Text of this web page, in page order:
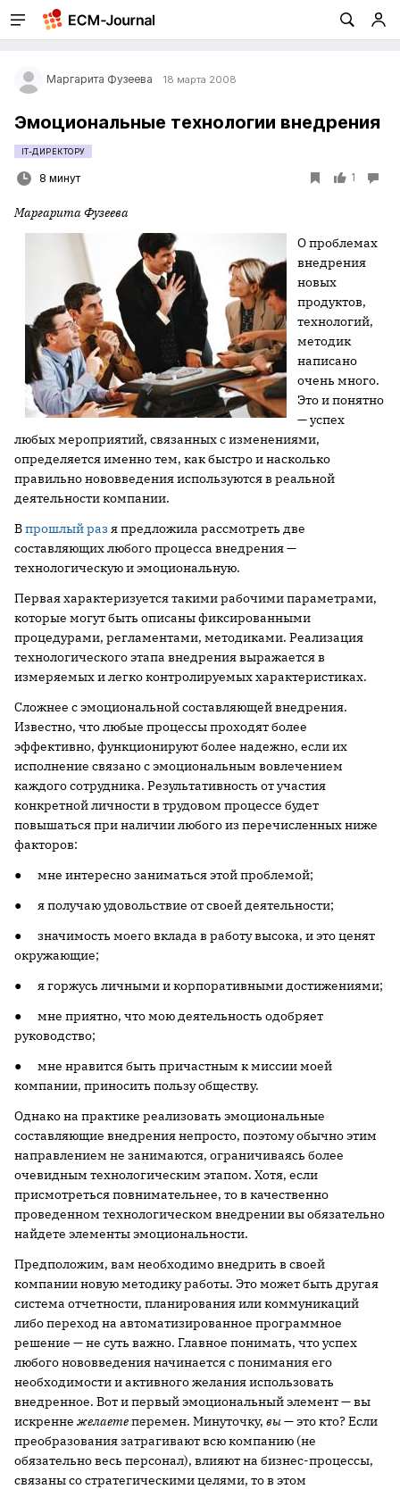
Маргарита Фузеева 18 марта 2008
Эмоциональные технологии внедрения
IT-ДИРЕКТОРУ
8 минут 1
Маргарита Фузеева
О проблемах
внедрения
новых
продуктов,
технологий,
методик
написано
очень много.
Это и понятно
— успех
любых мероприятий, связанных с изменениями,
определяется именно тем, как быстро и насколько
правильно нововведения используются в реальной
деятельности компании.
Впрошлый раз я предложила рассмотреть две
составляющих любого процесса внедрения —
технологическую и эмоциональную.
Первая характеризуется такими рабочими параметрами,
которые могут быть описаны фиксированными
процедурами, регламентами, методиками. Реализация
технологического этапа внедрения выражается в
измеряемых и легко контролируемых характеристиках.
Сложнее с эмоциональной составляющей внедрения.
Известно, что любые процессы проходят более
эффективно, функционируют более надежно, если их
исполнение связано с эмоциональным вовлечением
каждого сотрудника. Результативность от участия
конкретной личности в трудовом процессе будет
повышаться при наличии любого из перечисленных ниже
факторов:
● мне интересно заниматься этой проблемой;
● я получаю удовольствие от своей деятельности;
● значимость моего вклада в работу высока, и это ценят
окружающие;
● я горжусь личными и корпоративными достижениями;
● мне приятно, что мою деятельность одобряет
руководство;
● мне нравится быть причастным к миссии моей
компании, приносить пользу обществу.
Однако на практике реализовать эмоциональные
составляющие внедрения непросто, поэтому обычно этим
направлением не занимаются, ограничиваясь более
очевидным технологическим этапом. Хотя, если
присмотреться повнимательнее, то в качественно
проведенном технологическом внедрении вы обязательно
найдете элементы эмоциональности.
Предположим, вам необходимо внедрить в своей
компании новую методику работы. Это может быть другая
система отчетности, планирования или коммуникаций
либо переход на автоматизированное программное
решение — не суть важно. Главное понимать, что успех
любого нововведения начинается с понимания его
необходимости и активного желания использовать
внедренное. Вот и первый эмоциональный элемент — вы
искренне желаетеперемен. Минуточку, вы— это кто? Если
преобразования затрагивают всю компанию (не
обязательно весь персонал), влияют на бизнес-процессы,
связаны со стратегическими целями, то в этом